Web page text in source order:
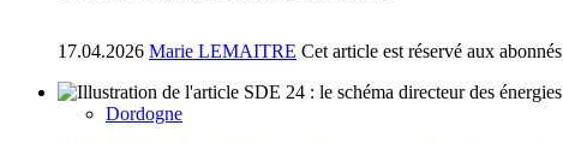
17.04.2026 Marie LEMAITRE Cet article est réservé aux abonnés
Dordogne